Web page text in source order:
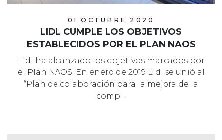
01 OCTUBRE 2020
LIDL CUMPLE LOS OBJETIVOS
ESTABLECIDOS POR EL PLAN NAOS
Lidl ha alcanzado los objetivos marcados por
el Plan NAOS. En enero de 2019 Lidl se unió al
“Plan de colaboración para la mejora de la
comp…